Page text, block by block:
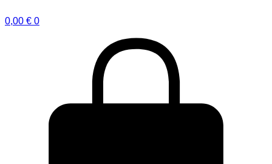
0,00 € 0